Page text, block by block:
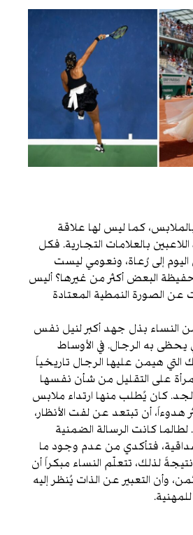
بالملابس، كما ليس لها علاقة
اللاعبين بالعلامات التجارية. فكل
إلى رُعاة، ونعومي ليست
حفيظة البعض أكثر من غيرها؟ أليس
الصورة النمطية المعتادة
النساء بذل جهد أكبر لنيل نفس
يحظى به الرجال. في الأوساط
التي هيمن عليها الرجال تاريخياً
على التقليل من شأن نفسها
كان يُطلب منها ارتداء ملابس
هدوءاً، أن تبتعد عن لفت الأنظار،
لطالما كانت الرسالة الضمنية
فتأكدي من عدم وجود ما
لذلك، تتعلّم النساء مبكراً أن
وأن التعبير عن الذات يُنظر إليه